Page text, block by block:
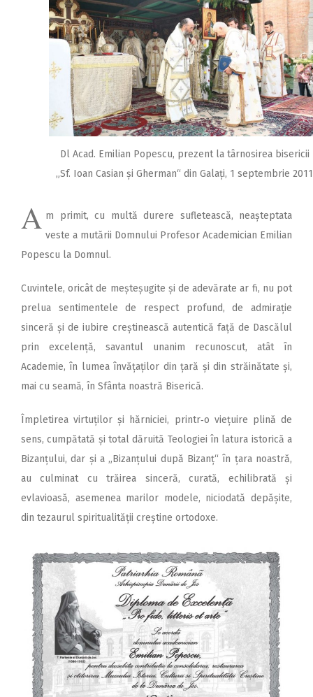
Dl Acad. Emilian Popescu, prezent la târnosirea bisericii
„Sf. Ioan Casian și Gherman“ din Galați, 1 septembrie 2011
A m primit, cu multă durere sufletească, ne­­așteptata
veste a mu­tării Domnului Profesor Aca­demician Emilian
Popescu la Domnul.
Cuvintele, oricât de meș­te­șugite și de adevărate ar fi, nu pot
prelua sentimentele de respect profund, de admirație
sinceră și de iubire creștinească autentică față de Dascălul
prin excelență, savantul unanim recunoscut, atât în
Academie, în lumea învățaților din țară și din străinătate și,
mai cu seamă, în Sfânta noastră Biserică.
Împletirea virtuților și hărniciei, printr‑o viețuire plină de
sens, cumpătată și total dăruită Teologiei în latura istorică a
Bizanțului, dar și a „Bizanțului după Bizanț“ în țara noastră,
au culminat cu trăirea sinceră, curată, echilibrată și
evlavioasă, asemenea marilor modele, niciodată depășite,
din tezaurul spiritualității creștine ortodoxe.